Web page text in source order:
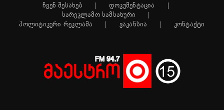
ჩვენ შესახებ
დოკუმენტაცია
სარეკლამო სამსახური
პოლიტიკური რეკლამა
ვაკანსია კონტაქტი